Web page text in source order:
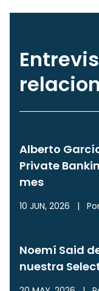
Alberto
Private
mes
10 JUN, 2026 |
Noemí Said
nuestra